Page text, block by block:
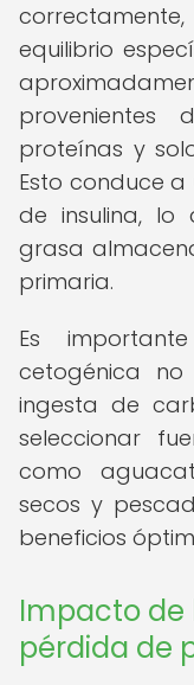
equilibrio
provenientes
proteínas y
Esto conduce a
de insulina,
grasa
primaria.
Es
cetogénica
ingesta de
seleccionar
como
secos y
beneficios
Impacto de
pérdida de